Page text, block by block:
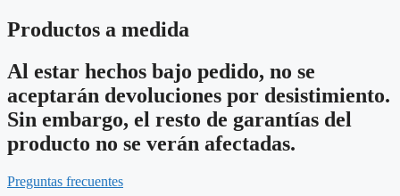
Productos a medida
Al estar hechos bajo pedido, no se
aceptarán devoluciones por desistimiento.
Sin embargo, el resto de garantías del
producto no se verán afectadas.
Preguntas frecuentes